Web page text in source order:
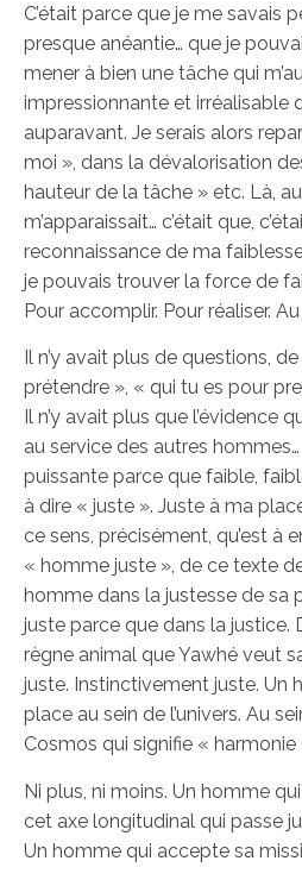
C’était parce que je me savais
presque anéantie… que je
mener à bien une tâche qui
impressionnante et irréalisable
auparavant. Je serais alors
moi », dans la dévalorisation
hauteur de la tâche » etc. Là,
m’apparaissait… c’était que,
reconnaissance de ma
je pouvais trouver la force de
Pour accomplir. Pour réaliser.
Il n’y avait plus de questions,
prétendre », « qui tu es pour
Il n’y avait plus que l’évidence
au service des autres
puissante parce que faible,
à dire « juste ». Juste à ma
ce sens, précisément, qu’est à
« homme juste », de ce texte
homme dans la justesse de sa
juste parce que dans la justice.
règne animal que Yawhé veut
juste. Instinctivement juste. Un
place au sein de l’univers. Au
Cosmos qui signifie « harmonie
Ni plus, ni moins. Un homme
cet axe longitudinal qui passe
Un homme qui accepte sa